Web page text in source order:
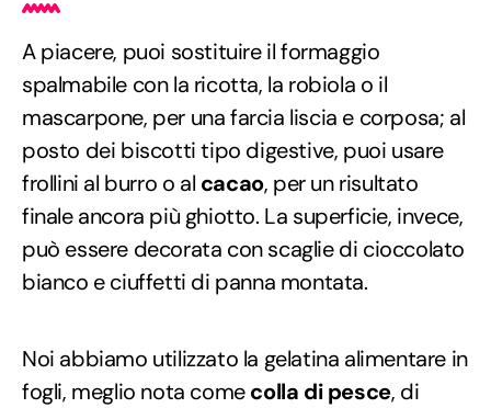
A piacere, puoi sostituire il formaggio
spalmabile con la ricotta, la robiola o il
mascarpone, per una farcia liscia e corposa; al
posto dei biscotti tipo digestive, puoi usare
frollini al burro o al cacao, per un risultato
finale ancora più ghiotto. La superficie, invece,
può essere decorata con scaglie di cioccolato
bianco e ciuffetti di panna montata.
Noi abbiamo utilizzato la gelatina alimentare in
fogli, meglio nota comecolla di pesce, di